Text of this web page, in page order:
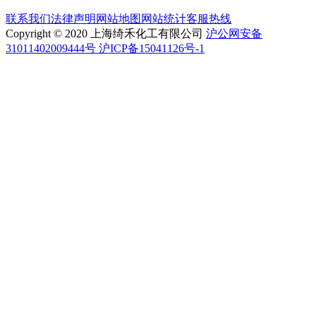
联系我们法律声明 网站地图 网站统计客服热线
Copyright © 2020 上海绮禾化工有限公司 沪公网安备
31011402009444号 沪ICP备15041126号-1